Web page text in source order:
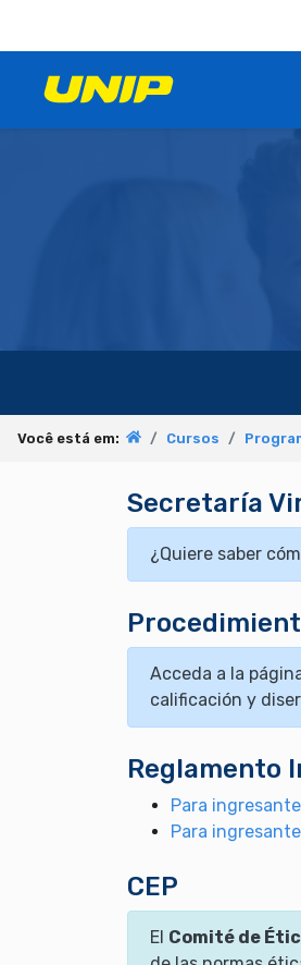
Você está em: Cursos
Secretaría
¿Quiere saber
Acceda a la
calificación y
Reglamento
Para
Para
CEP
El Comité de